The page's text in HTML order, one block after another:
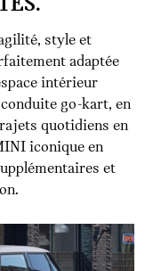
style et
adaptée
intérieur
go-kart, en
quotidiens en
iconique en
et